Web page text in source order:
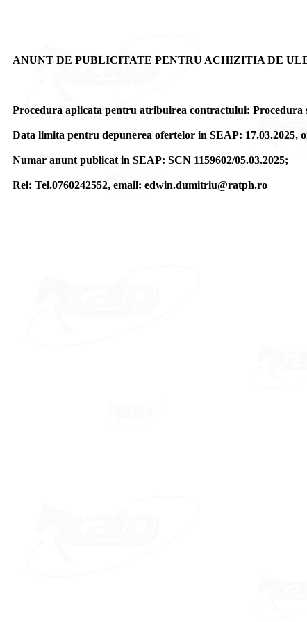
ANUNT DE PUBLICITATE PENTRU ACHIZITIA DE
Procedura aplicata pentru atribuirea contractului: Procedura
Data limita pentru depunerea ofertelor in SEAP: 17.03.2025,
Numar anunt publicat in SEAP: SCN 1159602/05.03.2025;
Rel: Tel.0760242552, email: edwin.dumitriu@ratph.ro